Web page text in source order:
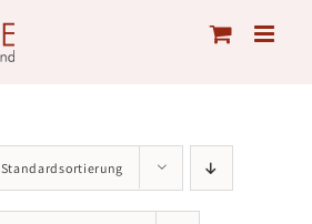
Standardsortierung